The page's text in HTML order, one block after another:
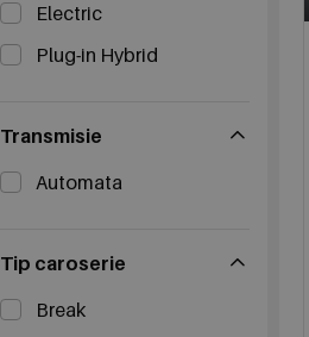
Electric
Plug-in Hybrid
Transmisie
Automata
Tip caroserie
Break